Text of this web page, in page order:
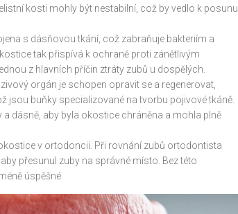
kosti mohly být nestabilní, což by vedlo k posunu
s dásňovou tkání, což zabraňuje bakteriím a
tak přispívá k ochraně proti zánětlivým
z hlavních příčin ztráty zubů u dospělých.
orgán je schopen opravit se a regenerovat,
jsou buňky specializované na tvorbu pojivové tkáně.
dásně, aby byla okostice chráněna a mohla plně
v ortodoncii. Při rovnání zubů ortodontista
přesunul zuby na správné místo. Bez této
úspěšné.